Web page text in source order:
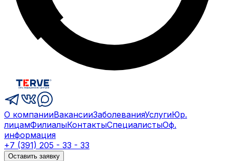
О компанииВакансииЗаболеванияУслугиЮр.
лицамФилиалыКонтактыСпециалистыОф.
информация
+7 (391) 205 - 33 - 33
Оставить заявку